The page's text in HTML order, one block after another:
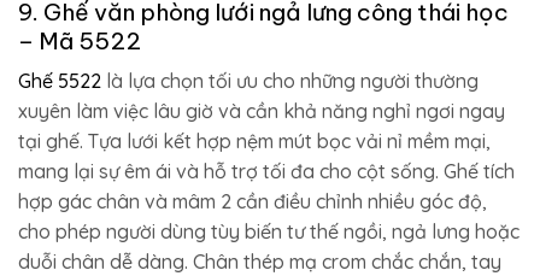
9. Ghế văn phòng lưới ngả lưng công thái học
– Mã 5522
Ghế 5522 là lựa chọn tối ưu cho những người thường
xuyên làm việc lâu giờ và cần khả năng nghỉ ngơi ngay
tại ghế. Tựa lưới kết hợp nệm mút bọc vải nỉ mềm mại,
mang lại sự êm ái và hỗ trợ tối đa cho cột sống. Ghế tích
hợp gác chân và mâm 2 cần điều chỉnh nhiều góc độ,
cho phép người dùng tùy biến tư thế ngồi, ngả lưng hoặc
duỗi chân dễ dàng. Chân thép mạ crom chắc chắn, tay